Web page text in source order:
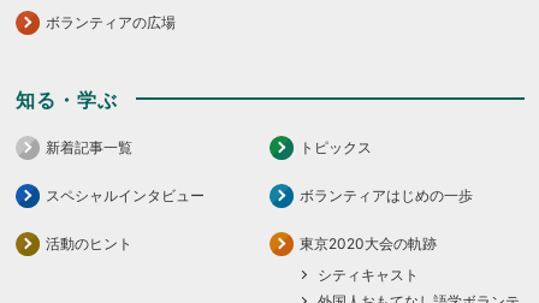
ボランティアの広場
知る・学ぶ
新着記事一覧 トピックス
スペシャルインタビュー ボランティアはじめの一歩
活動のヒント
東京2020大会の軌跡
シティキャスト